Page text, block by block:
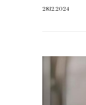
28.12.2024